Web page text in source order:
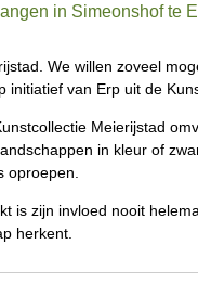
in Simeonshof te
We willen zoveel
van Erp uit de
Meierijstad
in kleur of
oproepen.
is zijn invloed nooit
herkent.